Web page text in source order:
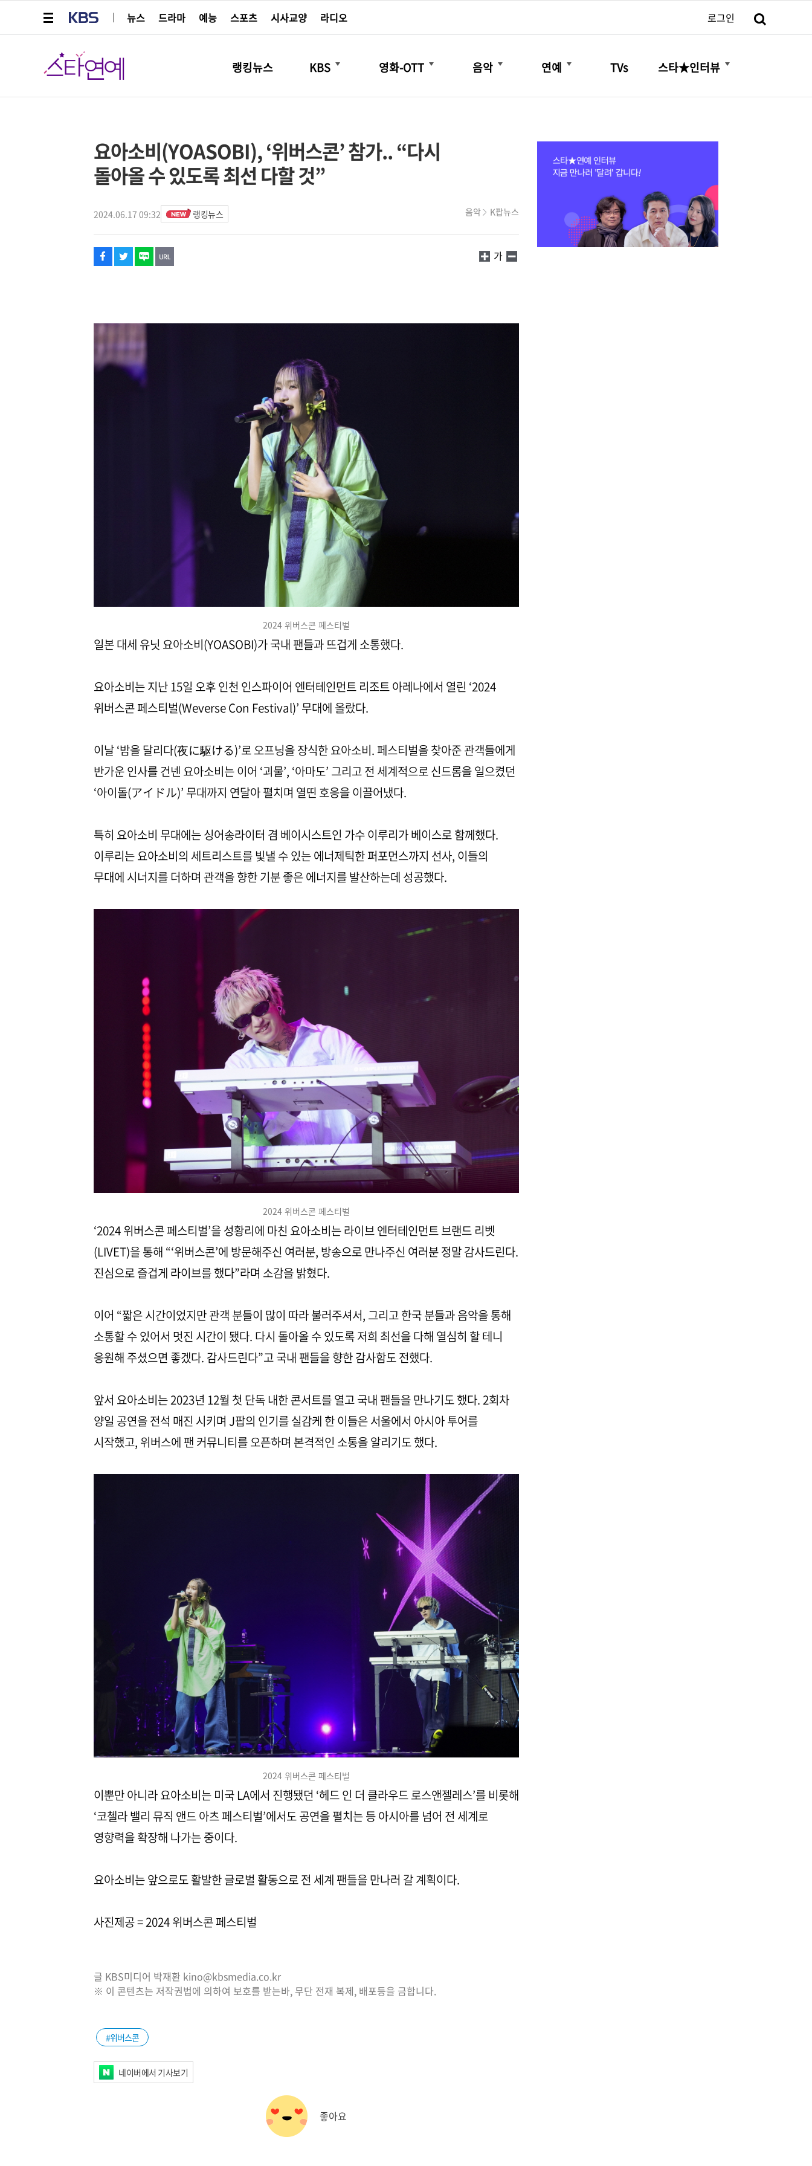
뉴스
드라마 예능 스포츠 시사교양 라디오 로그인
스타연예
랭킹뉴스 KBS
더보기
영화-OTT
더보기
음악
더보기
연예
더보기
TVs 스타★인터뷰
더보기
요아소비(YOASOBI), ‘위버스콘’ 참가.. “다시
돌아올 수 있도록 최선 다할 것”
2024.06.17 09:32 랭킹뉴스 음악 K팝뉴스
페이스북
트위터
네이버
URL복사
글씨 작게보기
가
글씨 크게보기
2024 위버스콘 페스티벌
일본 대세 유닛 요아소비(YOASOBI)가 국내 팬들과 뜨겁게 소통했다.
요아소비는 지난 15일 오후 인천 인스파이어 엔터테인먼트 리조트 아레나에서 열린 ‘2024
위버스콘 페스티벌(Weverse Con Festival)’ 무대에 올랐다.
이날 ‘밤을 달리다(夜に駆ける)’로 오프닝을 장식한 요아소비. 페스티벌을 찾아준 관객들에게
반가운 인사를 건넨 요아소비는 이어 ‘괴물’, ‘아마도’ 그리고 전 세계적으로 신드롬을 일으켰던
‘아이돌(アイドル)’ 무대까지 연달아 펼치며 열띤 호응을 이끌어냈다.
특히 요아소비 무대에는 싱어송라이터 겸 베이시스트인 가수 이루리가 베이스로 함께했다.
이루리는 요아소비의 세트리스트를 빛낼 수 있는 에너제틱한 퍼포먼스까지 선사, 이들의
무대에 시너지를 더하며 관객을 향한 기분 좋은 에너지를 발산하는데 성공했다.
2024 위버스콘 페스티벌
‘2024 위버스콘 페스티벌’을 성황리에 마친 요아소비는 라이브 엔터테인먼트 브랜드 리벳
(LIVET)을 통해 “‘위버스콘’에 방문해주신 여러분, 방송으로 만나주신 여러분 정말 감사드린다.
진심으로 즐겁게 라이브를 했다”라며 소감을 밝혔다.
이어 “짧은 시간이었지만 관객 분들이 많이 따라 불러주셔서, 그리고 한국 분들과 음악을 통해
소통할 수 있어서 멋진 시간이 됐다. 다시 돌아올 수 있도록 저희 최선을 다해 열심히 할 테니
응원해 주셨으면 좋겠다. 감사드린다”고 국내 팬들을 향한 감사함도 전했다.
앞서 요아소비는 2023년 12월 첫 단독 내한 콘서트를 열고 국내 팬들을 만나기도 했다. 2회차
양일 공연을 전석 매진 시키며 J팝의 인기를 실감케 한 이들은 서울에서 아시아 투어를
시작했고, 위버스에 팬 커뮤니티를 오픈하며 본격적인 소통을 알리기도 했다.
2024 위버스콘 페스티벌
이뿐만 아니라 요아소비는 미국 LA에서 진행됐던 ‘헤드 인 더 클라우드 로스앤젤레스’를 비롯해
‘코첼라 밸리 뮤직 앤드 아츠 페스티벌’에서도 공연을 펼치는 등 아시아를 넘어 전 세계로
영향력을 확장해 나가는 중이다.
요아소비는 앞으로도 활발한 글로벌 활동으로 전 세계 팬들을 만나러 갈 계획이다.
사진제공 = 2024 위버스콘 페스티벌
글 KBS미디어 박재환 kino@kbsmedia.co.kr
※ 이 콘텐츠는 저작권법에 의하여 보호를 받는바, 무단 전재 복제, 배포등을 금합니다.
해시태그
#위버스콘
네이버에서 기사보기
좋아요